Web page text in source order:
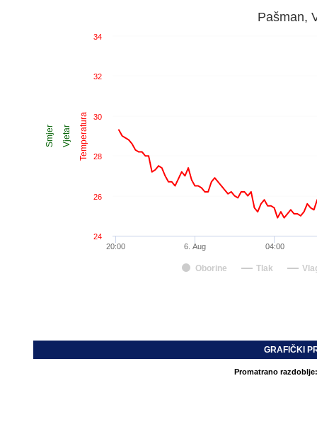
Temperatura
Vjetar
Smjer
Pašman,
Oborine Tlak
6. Aug
20:00 04:00
24
26
28
30
32
34
GRAFIČKI
Promatrano